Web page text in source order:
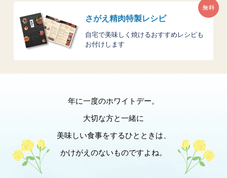
さがえ精肉特製レシピ
自宅で美味しく焼けるおすすめレシピも
お付けします
年に一度のホワイトデー。
大切な方と一緒に
美味しい食事をするひとときは、
かけがえのないものですよね。